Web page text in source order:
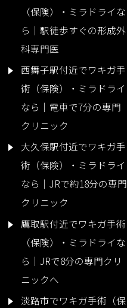
（保険）・ミラドライな
ら｜駅徒歩すぐの形成外
科専門医
西舞子駅付近でワキガ手
術（保険）・ミラドライ
なら｜電車で7分の専門
クリニック
大久保駅付近でワキガ手
術（保険）・ミラドライ
なら｜JRで約18分の専門
クリニック
鷹取駅付近でワキガ手術
（保険）・ミラドライな
ら｜JRで8分の専門クリ
ニックへ
淡路市でワキガ手術（保